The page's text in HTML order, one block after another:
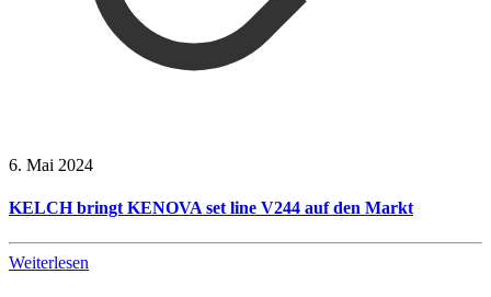
6. Mai 2024
KELCH bringt KENOVA set line V244 auf den Markt
Weiterlesen